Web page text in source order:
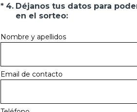
* 4. Déjanos tus datos para
en el sorteo:
(Obligatorio).
Nombre y apellidos
Email de contacto